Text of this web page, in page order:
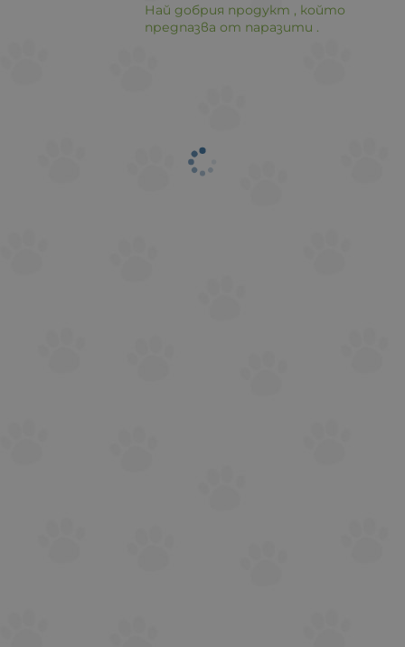
Най добрия продукт , който
предпазва от паразити .